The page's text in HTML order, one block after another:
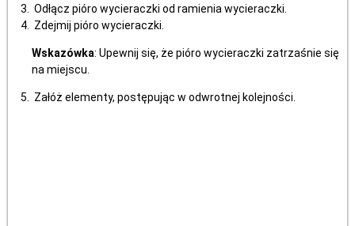
Odłącz pióro wycieraczki od ramienia wycieraczki.
Zdejmij pióro wycieraczki.
Wskazówka: Upewnij się, że pióro wycieraczki zatrzaśnie się
na miejscu.
Załóż elementy, postępując w odwrotnej kolejności.